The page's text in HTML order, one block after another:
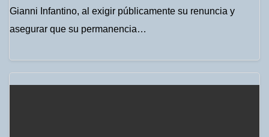
Gianni Infantino, al exigir públicamente su renuncia y
asegurar que su permanencia…